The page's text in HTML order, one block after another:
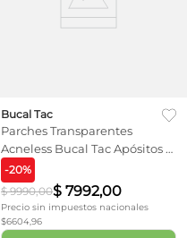
Bucal Tac
Parches Transparentes
Acneless Bucal Tac Apósitos x
12 unid
-20%
$ 9990,00$ 7992,00
Precio sin impuestos nacionales
$6604,96